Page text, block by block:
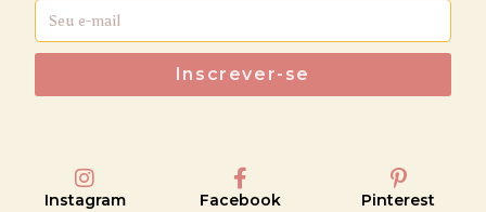
Inscrever-se
Instagram Facebook Pinterest